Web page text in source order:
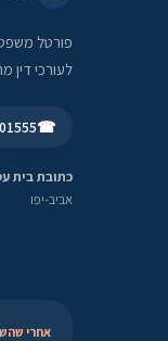
פורטל
לעורכי
☎
כתובת בית
אביב-יפו
אחרי